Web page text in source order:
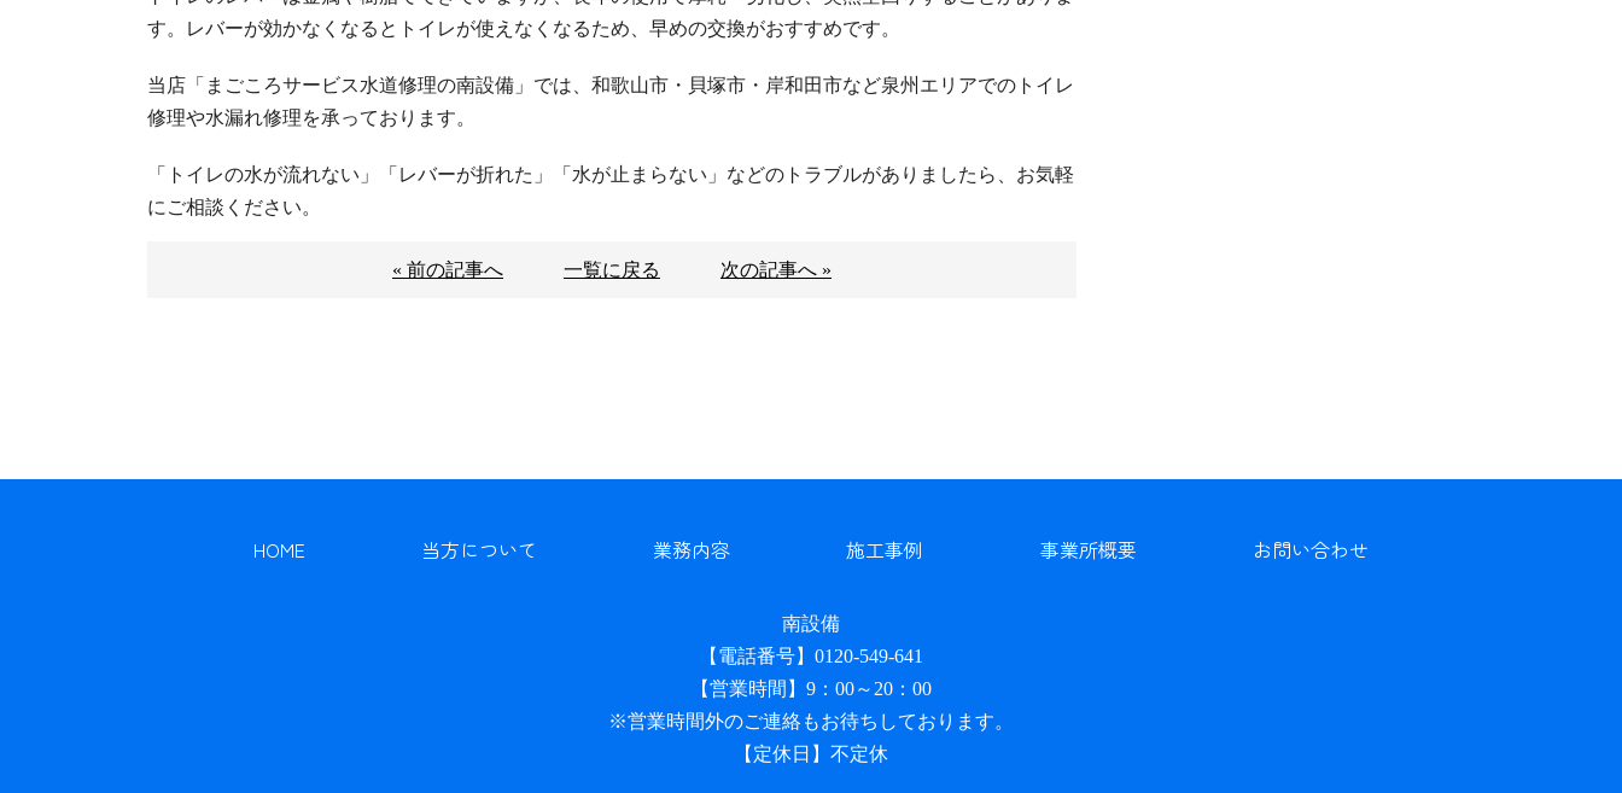
す。レバーが効かなくなるとトイレが使えなくなるため、早めの交換がおすすめです。
当店「まごころサービス水道修理の南設備」では、和歌山市・貝塚市・岸和田市など泉州エリアでのトイレ
修理や水漏れ修理を承っております。
「トイレの水が流れない」「レバーが折れた」「水が止まらない」などのトラブルがありましたら、お気軽
にご相談ください。
« 前の記事へ 一覧に戻る 次の記事へ »
HOME 当方について 業務内容 施工事例 事業所概要 お問い合わせ
南設備
【電話番号】0120-549-641
【営業時間】9：00～20：00
※営業時間外のご連絡もお待ちしております。
【定休日】不定休